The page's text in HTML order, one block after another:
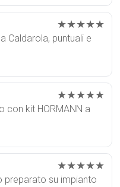
★★★★★
Caldarola, puntuali e
★★★★★
con kit HORMANN a
★★★★★
su impianto